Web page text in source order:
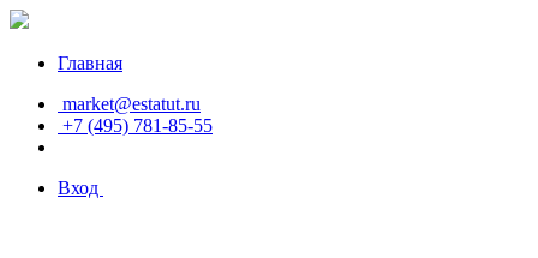
Главная
market@estatut.ru
+7 (495) 781-85-55
Вход